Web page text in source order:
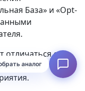
База» и «Opt-
отличаться от
аналог